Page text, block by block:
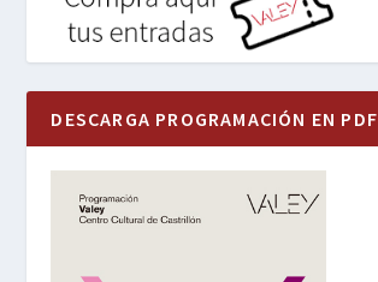
DESCARGA PROGRAMACIÓN EN PDF